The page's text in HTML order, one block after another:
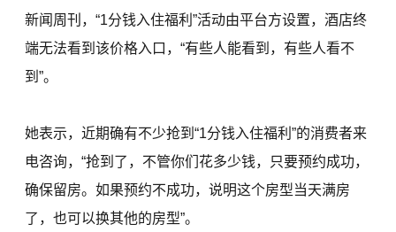
新闻周刊，“1分钱入住福利”活动由平台方设置，酒店终
端无法看到该价格入口，“有些人能看到，有些人看不
到”。
她表示，近期确有不少抢到“1分钱入住福利”的消费者来
电咨询，“抢到了，不管你们花多少钱，只要预约成功，
确保留房。如果预约不成功，说明这个房型当天满房
了，也可以换其他的房型”。